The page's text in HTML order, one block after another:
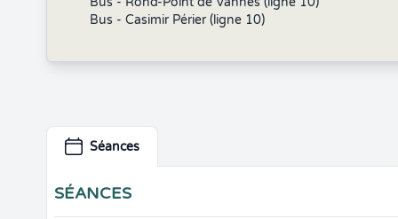
Bus - Casimir Périer (ligne 10)
Séances
SÉANCES